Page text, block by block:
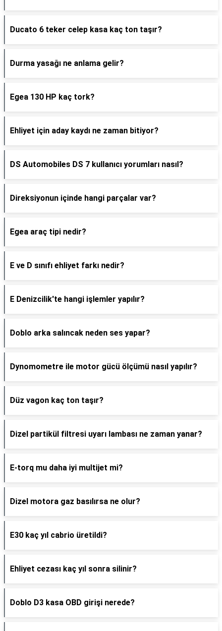
Ducato 6 teker celep kasa kaç ton taşır?
Durma yasağı ne anlama gelir?
Egea 130 HP kaç tork?
Ehliyet için aday kaydı ne zaman bitiyor?
DS Automobiles DS 7 kullanıcı yorumları nasıl?
Direksiyonun içinde hangi parçalar var?
Egea araç tipi nedir?
E ve D sınıfı ehliyet farkı nedir?
E Denizcilik'te hangi işlemler yapılır?
Doblo arka salıncak neden ses yapar?
Dynomometre ile motor gücü ölçümü nasıl yapılır?
Düz vagon kaç ton taşır?
Dizel partikül filtresi uyarı lambası ne zaman yanar?
E-torq mu daha iyi multijet mi?
Dizel motora gaz basılırsa ne olur?
E30 kaç yıl cabrio üretildi?
Ehliyet cezası kaç yıl sonra silinir?
Doblo D3 kasa OBD girişi nerede?